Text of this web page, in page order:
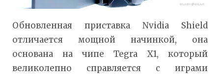
Обновленная приставка Nvidia Shield
отличается мощной начинкой, она
основана на чипе Tegra X1, который
великолепно справляется с играми